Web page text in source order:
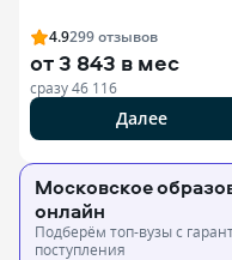
4.9299отзывов
от3 843 в мес
сразу46 116
Далее
Московское
онлайн
Подберём топ-вузы c
поступления